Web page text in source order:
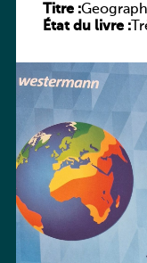
Titre :
Praxis
État du livre :